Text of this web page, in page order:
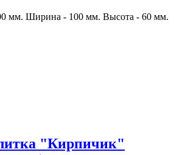
мм. Ширина - 100 мм. Высота - 60 мм.
"Кирпичик"